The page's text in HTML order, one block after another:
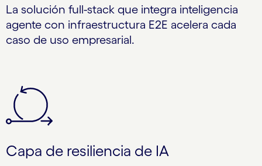
La solución full-stack que integra inteligencia
agente con infraestructura E2E acelera cada
caso de uso empresarial.
Capa de resiliencia de IA